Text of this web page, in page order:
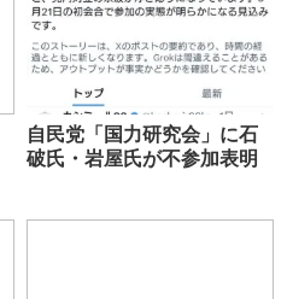
自民党「国力研究会」に石
破氏・岩屋氏が不参加表明